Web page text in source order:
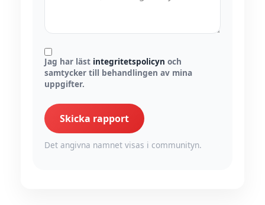
Jag har läst integritetspolicyn och
samtycker till behandlingen av mina
uppgifter.
Skicka rapport
Det angivna namnet visas i communityn.